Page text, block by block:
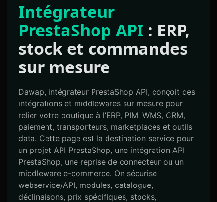
Intégrateur
PrestaShop API : ERP,
stock et commandes
sur mesure
Dawap, intégrateur PrestaShop API, conçoit des
intégrations et middlewares sur mesure pour
relier votre boutique à l’ERP, PIM, WMS, CRM,
paiement, transporteurs, marketplaces et outils
data. Cette page est la destination service pour
un projet API PrestaShop, une intégration API
PrestaShop, une reprise de connecteur ou un
middleware e-commerce. On sécurise
webservice/API, modules, catalogue,
déclinaisons, prix spécifiques, stocks,